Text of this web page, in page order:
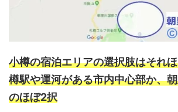
小樽の宿泊エリアの選択肢はそれ
樽駅や運河がある市内中心部か、
のほぼ2択